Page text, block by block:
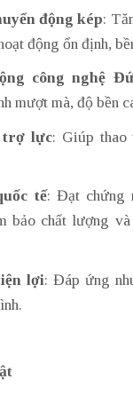
động kép:
động ổn định,
công nghệ
mượt mà, độ bền
trợ lực: Giúp thao
tế: Đạt chứng
bảo chất lượng
lợi: Đáp ứng